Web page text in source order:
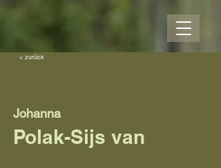
< zurück
Johanna
Polak-Sijs van